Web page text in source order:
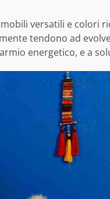
versatili e colori
tendono ad
energetico, e a